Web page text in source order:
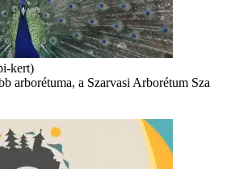
kert)
arborétuma, a Szarvasi Arborétum Sza